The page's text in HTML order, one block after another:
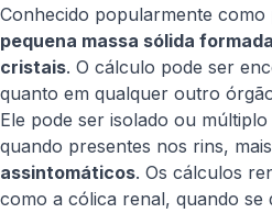
Conhecido popularmente
pequena massa sólida
cristais. O cálculo pode ser
quanto em qualquer outro
Ele pode ser isolado ou
quando presentes nos rins,
assintomáticos. Os cálculos
como a cólica renal, quando se